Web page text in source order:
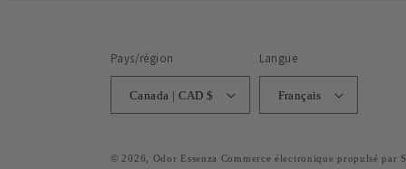
Pays/région
Canada | CAD $
Langue
Français
© 2026, Odor Essenza Commerce électronique propulsé par